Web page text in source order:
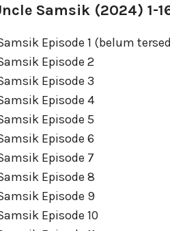
Samsik (2024) 1-
Episode 1 (belum
Episode 2
Episode 3
Episode 4
Episode 5
Episode 6
Episode 7
Episode 8
Episode 9
Episode 10